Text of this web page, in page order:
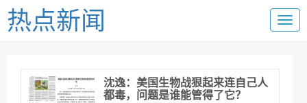
热点新闻
沈逸：美国生物战狠起来连自己人
都毒，问题是谁能管得了它？